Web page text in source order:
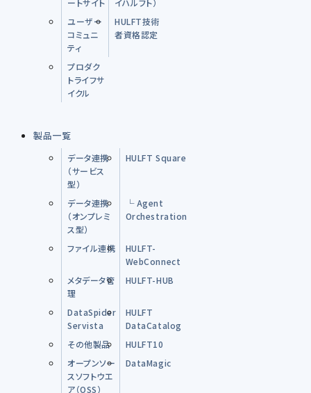
ートサイト
イハルフト）
ユーザー
コミュニ
ティ
HULFT技術
者資格認定
プロダク
トライフサ
イクル
製品一覧
データ連携
（サービス
型）
HULFT Square
データ連携
（オンプレミ
ス型）
└ Agent
Orchestration
ファイル連携
HULFT-
WebConnect
メタデータ管
理
HULFT-HUB
DataSpider
Servista
HULFT
DataCatalog
その他製品
HULFT10
オープンソー
スソフトウエ
ア（OSS）
DataMagic